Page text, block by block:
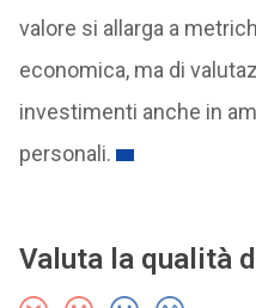
valore si allarga a
economica, ma di
investimenti anche in
personali.
Valuta la qualità